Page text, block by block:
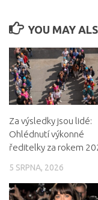
YOU MAY
Za výsledky jsou lidé:
Ohlédnutí výkonné
ředitelky za rokem
5 SRPNA, 2026